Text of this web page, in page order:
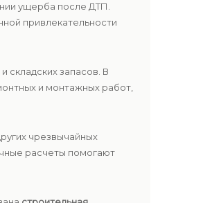
ущерба после ДТП.
привлекательности
складских запасов. В
и монтажных работ,
чрезвычайных
расчеты помогают